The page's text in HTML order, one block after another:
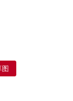
图